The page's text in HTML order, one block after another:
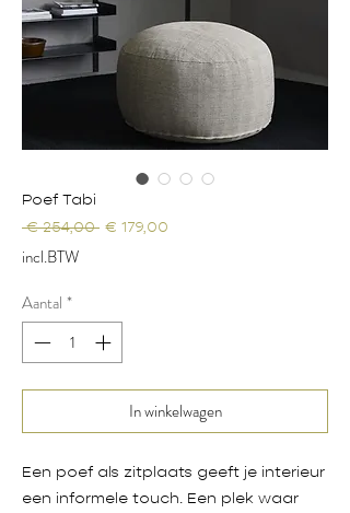
Poef Tabi
€ 254,00 Normale
€ 179,00
incl.BTW
Aantal *
In winkelwagen
Een poef als zitplaats geeft je interieur
een informele touch. Een plek waar